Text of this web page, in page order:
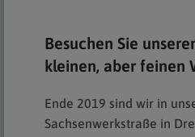
Besuchen Sie
kleinen, aber feinen
Ende 2019 sind wir in
Sachsenwerkstraße in